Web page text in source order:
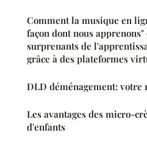
Comment la musique en
façon dont nous apprenons"
surprenants de
grâce à des plateformes
DLD déménagement:
Les avantages des micro-
d'enfants